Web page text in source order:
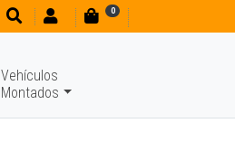
0
Vehículos
Montados